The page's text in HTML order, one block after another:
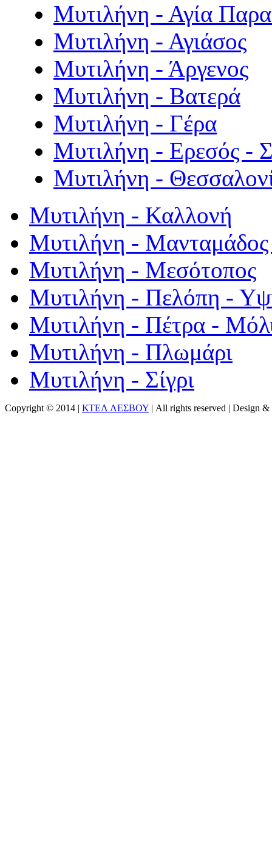
Μυτιλήνη - Αγία
Μυτιλήνη - Αγιάσος
Μυτιλήνη - Άργενος
Μυτιλήνη - Βατερά
Μυτιλήνη - Γέρα
Μυτιλήνη - Ερεσός -
Μυτιλήνη -
Μυτιλήνη - Καλλονή
Μυτιλήνη - Μανταμάδος
Μυτιλήνη - Μεσότοπος
Μυτιλήνη - Πελόπη -
Μυτιλήνη - Πέτρα -
Μυτιλήνη - Πλωμάρι
Μυτιλήνη - Σίγρι
Copyright © 2014 | ΚΤΕΛ ΛΕΣΒΟΥ | All rights reserved | Design &